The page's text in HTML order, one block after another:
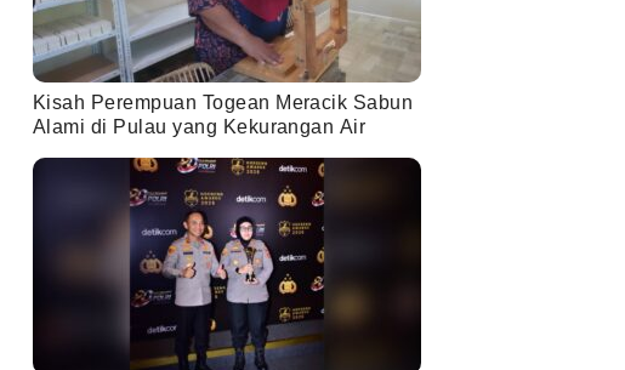
Kisah Perempuan Togean Meracik Sabun
Alami di Pulau yang Kekurangan Air